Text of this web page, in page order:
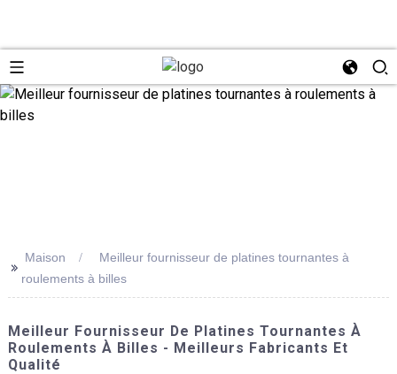
>>
Maison
Meilleur fournisseur de platines tournantes à
roulements à billes
Meilleur Fournisseur De Platines Tournantes À
Roulements À Billes - Meilleurs Fabricants Et
Qualité